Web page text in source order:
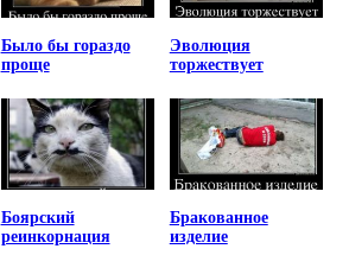
Было бы гораздо
проще
Эволюция
торжествует
Боярский
реинкорнация
Бракованное
изделие